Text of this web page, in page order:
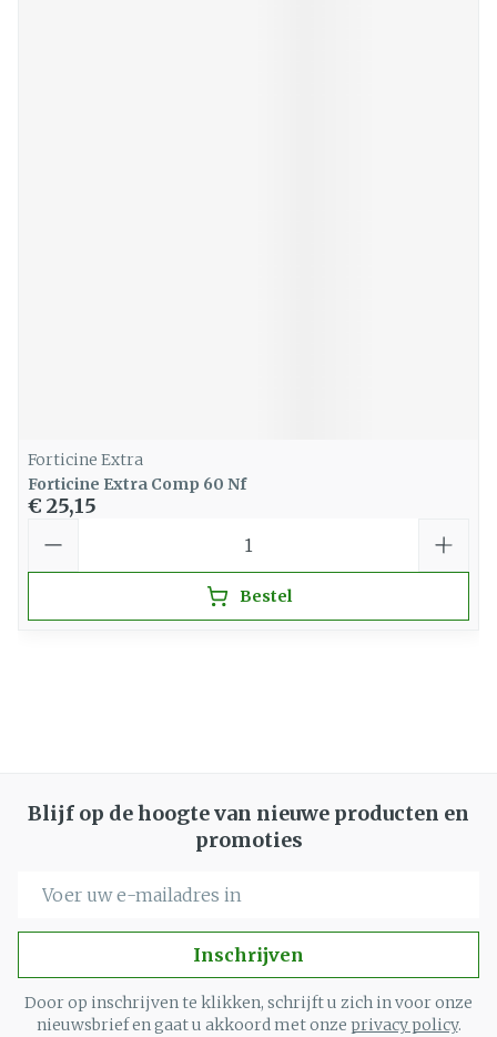
Forticine Extra
Forticine Extra Comp 60 Nf
€ 25,15
Bestel
Blijf op de hoogte van nieuwe producten en
promoties
Inschrijven
Door op inschrijven te klikken, schrijft u zich in voor onze
nieuwsbrief en gaat u akkoord met onze privacy policy.